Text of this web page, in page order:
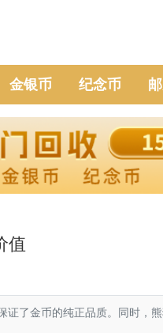
金银币 纪念币
值
了金币的纯正品质。同时，